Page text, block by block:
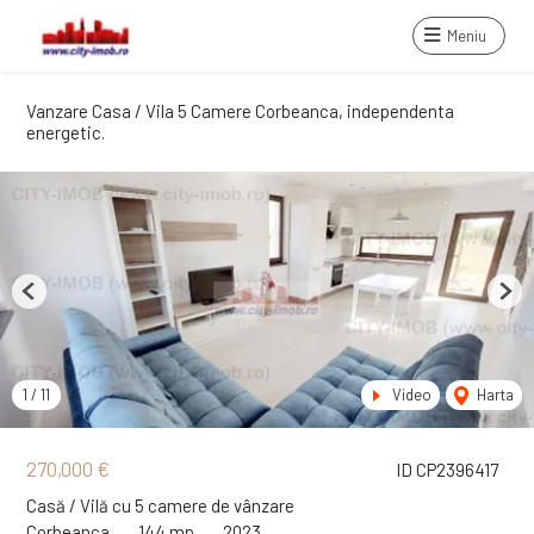
Meniu
Vanzare Casa / Vila 5 Camere Corbeanca, independenta
energetic.
ID CP2396417
270,000 €
Casă / Vilă cu 5 camere de vânzare
1 / 11 Video Harta
Previous Next